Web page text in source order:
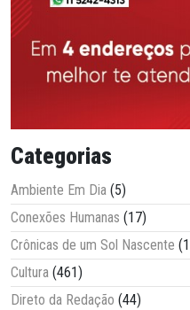
Categorias
Ambiente Em Dia (5)
Conexões Humanas (17)
Crônicas de um Sol Nascente
Cultura (461)
Direto da Redação (44)